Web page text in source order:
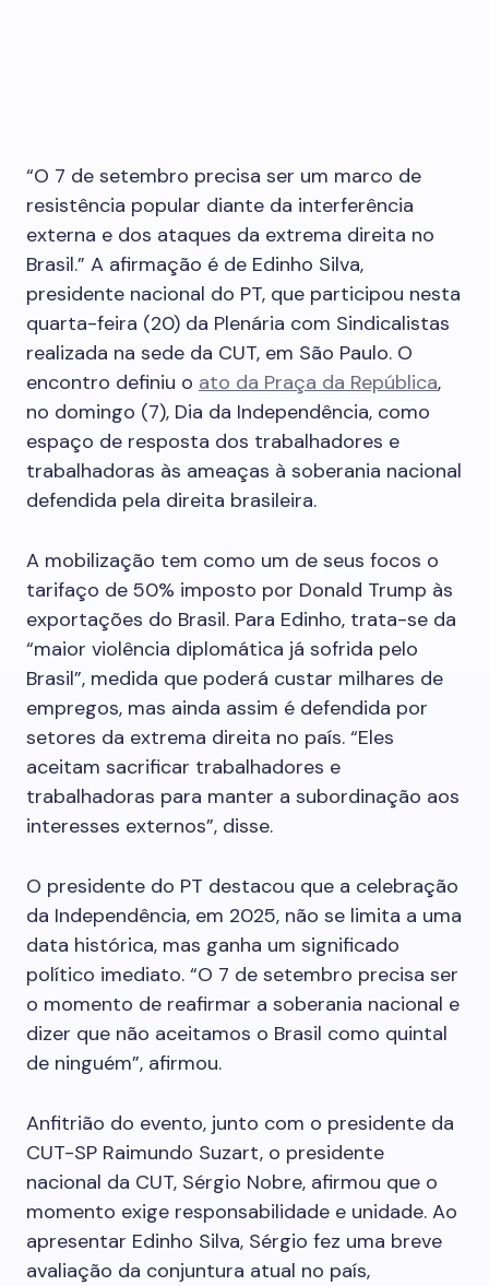
“O 7 de setembro precisa ser um marco de
resistência popular diante da interferência
externa e dos ataques da extrema direita no
Brasil.” A afirmação é de Edinho Silva,
presidente nacional do PT, que participou nesta
quarta-feira (20) da Plenária com Sindicalistas
realizada na sede da CUT, em São Paulo. O
encontro definiu o ato da Praça da República,
no domingo (7), Dia da Independência, como
espaço de resposta dos trabalhadores e
trabalhadoras às ameaças à soberania nacional
defendida pela direita brasileira.
A mobilização tem como um de seus focos o
tarifaço de 50% imposto por Donald Trump às
exportações do Brasil. Para Edinho, trata-se da
“maior violência diplomática já sofrida pelo
Brasil”, medida que poderá custar milhares de
empregos, mas ainda assim é defendida por
setores da extrema direita no país. “Eles
aceitam sacrificar trabalhadores e
trabalhadoras para manter a subordinação aos
interesses externos”, disse.
O presidente do PT destacou que a celebração
da Independência, em 2025, não se limita a uma
data histórica, mas ganha um significado
político imediato. “O 7 de setembro precisa ser
o momento de reafirmar a soberania nacional e
dizer que não aceitamos o Brasil como quintal
de ninguém”, afirmou.
Anfitrião do evento, junto com o presidente da
CUT-SP Raimundo Suzart, o presidente
nacional da CUT, Sérgio Nobre, afirmou que o
momento exige responsabilidade e unidade. Ao
apresentar Edinho Silva, Sérgio fez uma breve
avaliação da conjuntura atual no país,